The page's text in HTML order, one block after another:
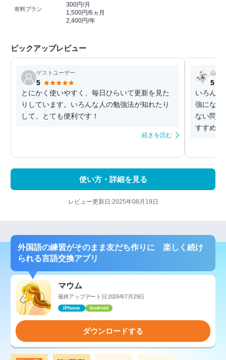
有料プラン
300円/月
1,500円/6ヵ月
2,400円/年
ピックアップレビュー
ゲストユーザー
5
とにかく使いやすく、毎日ひらいて更新を見た
りしています。いろんな人の勉強法が知れたり
して、とても便利です！
続きを読む
山崎
5
いろんな
強になり
ない問題
すすめで
使い方・詳細を見る
レビュー更新日:2025年08月19日
外国語の練習がそのまま友だち作りに 楽しく続け
られる言語交換アプリ
マウム
最終アップデート日:2026年7月29日
iPhone Android
ダウンロードする